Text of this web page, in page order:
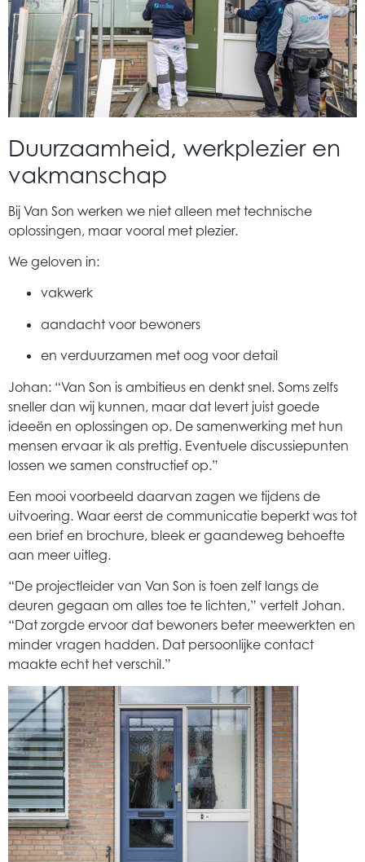
Duurzaamheid, werkplezier en
vakmanschap
Bij Van Son werken we niet alleen met technische
oplossingen, maar vooral met plezier.
We geloven in:
vakwerk
aandacht voor bewoners
en verduurzamen met oog voor detail
Johan: “Van Son is ambitieus en denkt snel. Soms zelfs
sneller dan wij kunnen, maar dat levert juist goede
ideeën en oplossingen op. De samenwerking met hun
mensen ervaar ik als prettig. Eventuele discussiepunten
lossen we samen constructief op.”
Een mooi voorbeeld daarvan zagen we tijdens de
uitvoering. Waar eerst de communicatie beperkt was tot
een brief en brochure, bleek er gaandeweg behoefte
aan meer uitleg.
“De projectleider van Van Son is toen zelf langs de
deuren gegaan om alles toe te lichten,” vertelt Johan.
“Dat zorgde ervoor dat bewoners beter meewerkten en
minder vragen hadden. Dat persoonlijke contact
maakte echt het verschil.”